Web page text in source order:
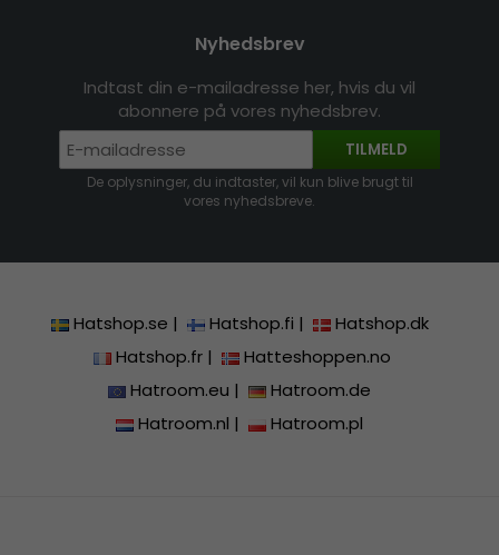
Nyhedsbrev
Indtast din e-mailadresse her, hvis du vil
abonnere på vores nyhedsbrev.
TILMELD
De oplysninger, du indtaster, vil kun blive brugt til
vores nyhedsbreve.
Hatshop.se | Hatshop.fi |
Hatshop.dk
Hatshop.fr|
Hatteshoppen.no
Hatroom.eu |
Hatroom.de
Hatroom.nl | Hatroom.pl